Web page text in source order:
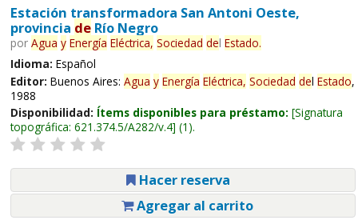
Estación transformadora San Antoni Oeste,
provincia deRío Negro
por Agua y Energía Eléctrica, Sociedad del Estado.
Idioma: Español
Editor: Buenos Aires: Agua y Energía Eléctrica, Sociedad del Estado,
1988
Disponibilidad: Ítems disponibles para préstamo: Signatura
topográfica: 621.374.5/A282/v.4 (1).
Hacer reserva
Agregar al carrito